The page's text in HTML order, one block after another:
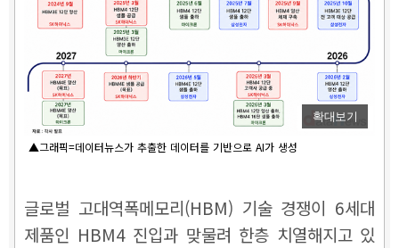
확대보기
▲그래픽=데이터뉴스가 추출한 데이터를 기반으로 AI가 생성
글로벌 고대역폭메모리(HBM) 기술 경쟁이 6세대
제품인 HBM4 진입과 맞물려 한층 치열해지고 있